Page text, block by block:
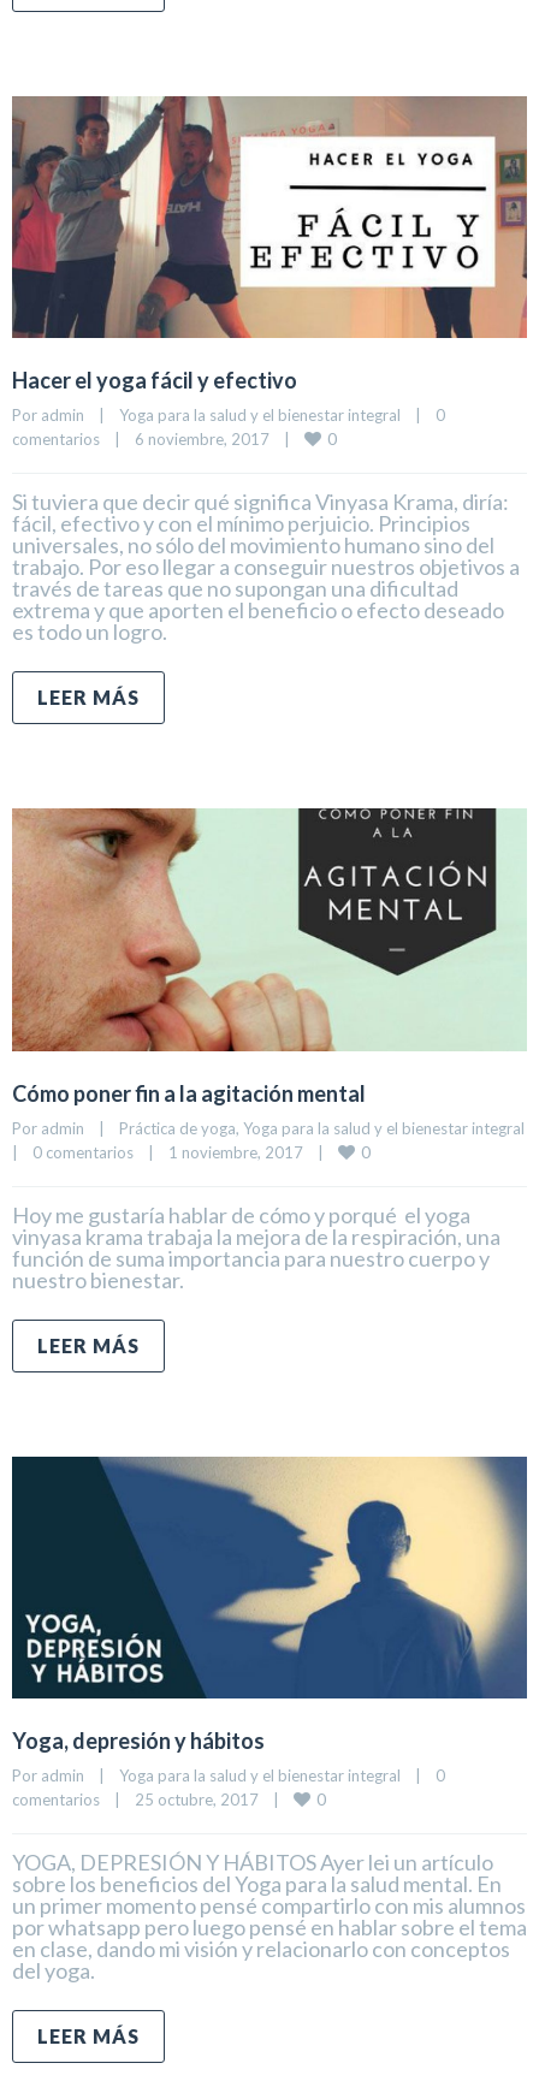
Hacer el yoga fácil y efectivo
Por admin Yoga para la salud y el bienestar integral
0
comentarios
6 noviembre, 2017 0
Si tuviera que decir qué significa Vinyasa Krama, diría:
fácil, efectivo y con el mínimo perjuicio. Principios
universales, no sólo del movimiento humano sino del
trabajo. Por eso llegar a conseguir nuestros objetivos a
través de tareas que no supongan una dificultad
extrema y que aporten el beneficio o efecto deseado
es todo un logro.
LEER MÁS
Cómo poner fin a la agitación mental
Por admin | Práctica de yoga, Yoga para la salud y el bienestar integral
|
0 comentarios | 1 noviembre, 2017 | 0
Hoy me gustaría hablar de cómo y porqué el yoga
vinyasa krama trabaja la mejora de la respiración, una
función de suma importancia para nuestro cuerpo y
nuestro bienestar.
LEER MÁS
Yoga, depresión y hábitos
Por admin Yoga para la salud y el bienestar integral
0
comentarios
25 octubre, 2017 0
YOGA, DEPRESIÓN Y HÁBITOS Ayer lei un artículo
sobre los beneficios del Yoga para la salud mental. En
un primer momento pensé compartirlo con mis alumnos
por whatsapp pero luego pensé en hablar sobre el tema
en clase, dando mi visión y relacionarlo con conceptos
del yoga.
LEER MÁS